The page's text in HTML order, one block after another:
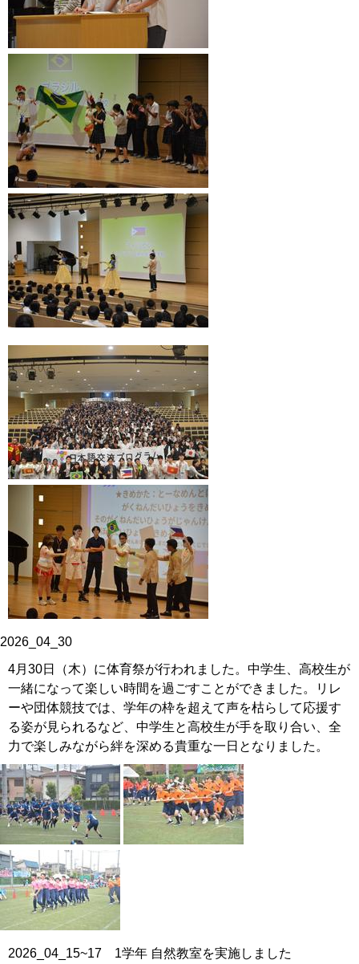
2026_04_30
4月30日（木）に体育祭が行われました。中学生、高校生が
一緒になって楽しい時間を過ごすことができました。リレ
ーや団体競技では、学年の枠を超えて声を枯らして応援す
る姿が見られるなど、中学生と高校生が手を取り合い、全
力で楽しみながら絆を深める貴重な一日となりました。
2026_04_15~17 1学年 自然教室を実施しました